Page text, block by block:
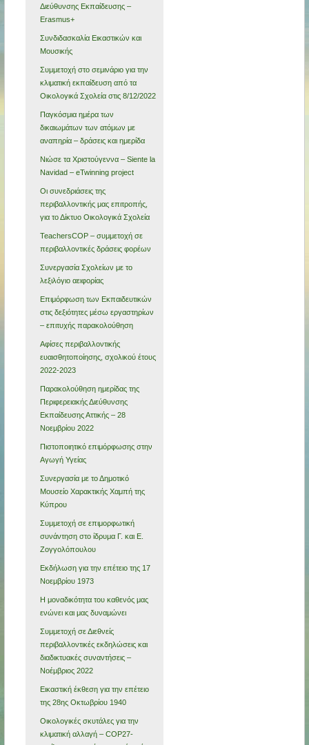
Διεύθυνσης Εκπαίδευσης –
Erasmus+
Συνδιδασκαλία Εικαστικών και
Μουσικής
Συμμετοχή στο σεμινάριο για την
κλιματική εκπαίδευση από τα
Οικολογικά Σχολεία στις 8/12/2022
Παγκόσμια ημέρα των
δικαιωμάτων των ατόμων με
αναπηρία – δράσεις και ημερίδα
Νιώσε τα Χριστούγεννα – Siente la
Navidad – eTwinning project
Οι συνεδριάσεις της
περιβαλλοντικής μας επιτροπής,
για το Δίκτυο Οικολογικά Σχολεία
TeachersCOP – συμμετοχή σε
περιβαλλοντικές δράσεις φορέων
Συνεργασία Σχολείων με το
λεξιλόγιο αειφορίας
Επιμόρφωση των Εκπαιδευτικών
στις δεξιότητες μέσω εργαστηρίων
– επιτυχής παρακολούθηση
Αφίσες περιβαλλοντικής
ευαισθητοποίησης, σχολικού έτους
2022-2023
Παρακολούθηση ημερίδας της
Περιφερειακής Διεύθυνσης
Εκπαίδευσης Αττικής – 28
Νοεμβρίου 2022
Πιστοποιητικό επιμόρφωσης στην
Αγωγή Υγείας
Συνεργασία με το Δημοτικό
Μουσείο Χαρακτικής Χαμπή της
Κύπρου
Συμμετοχή σε επιμορφωτική
συνάντηση στο ίδρυμα Γ. και Ε.
Ζογγολόπουλου
Εκδήλωση για την επέτειο της 17
Νοεμβρίου 1973
Η μοναδικότητα του καθενός μας
ενώνει και μας δυναμώνει
Συμμετοχή σε Διεθνείς
περιβαλλοντικές εκδηλώσεις και
διαδικτυακές συναντήσεις –
Νοέμβριος 2022
Εικαστική έκθεση για την επέτειο
της 28ης Οκτωβρίου 1940
Οικολογικές σκυτάλες για την
κλιματική αλλαγή – COP27-